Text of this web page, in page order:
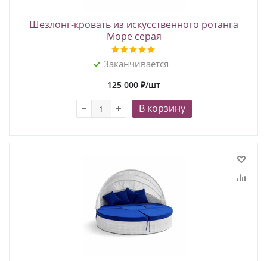
Шезлонг-кровать из искусственного ротанга
Море серая
Заканчивается
125 000 ₽/шт
В корзину